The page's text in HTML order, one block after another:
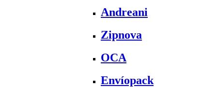
Andreani
Zipnova
OCA
Envíopack